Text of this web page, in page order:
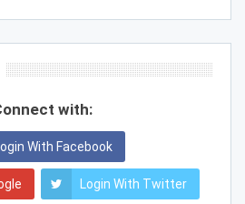
with:
With Facebook
Login With Twitter